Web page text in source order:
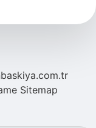
Sitemap